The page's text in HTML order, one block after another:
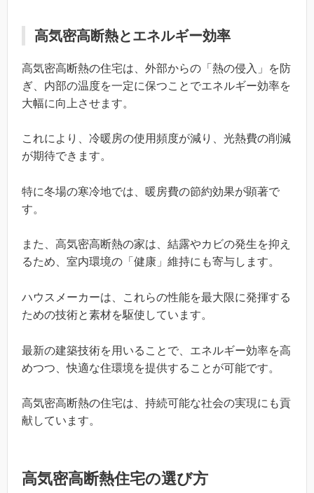
高気密高断熱とエネルギー効率
高気密高断熱の住宅は、外部からの「熱の侵入」を防
ぎ、内部の温度を一定に保つことでエネルギー効率を
大幅に向上させます。
これにより、冷暖房の使用頻度が減り、光熱費の削減
が期待できます。
特に冬場の寒冷地では、暖房費の節約効果が顕著で
す。
また、高気密高断熱の家は、結露やカビの発生を抑え
るため、室内環境の「健康」維持にも寄与します。
ハウスメーカーは、これらの性能を最大限に発揮する
ための技術と素材を駆使しています。
最新の建築技術を用いることで、エネルギー効率を高
めつつ、快適な住環境を提供することが可能です。
高気密高断熱の住宅は、持続可能な社会の実現にも貢
献しています。
高気密高断熱住宅の選び方